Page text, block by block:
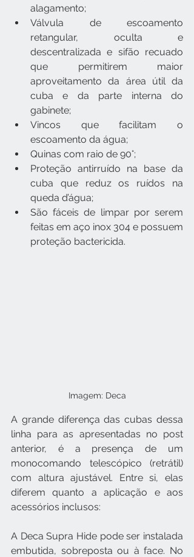
alagamento;
Válvula de escoamento
retangular, oculta e
descentralizada e sifão recuado
que permitirem maior
aproveitamento da área útil da
cuba e da parte interna do
gabinete;
Vincos que facilitam o
escoamento da água;
Quinas com raio de 90°;
Proteção antirruído na base da
cuba que reduz os ruídos na
queda d’água;
São fáceis de limpar por serem
feitas em aço inox 304 e possuem
proteção bactericida.
Imagem: Deca
A grande diferença das cubas dessa
linha para as apresentadas no post
anterior, é a presença de um
monocomando telescópico (retrátil)
com altura ajustável. Entre si, elas
diferem quanto a aplicação e aos
acessórios inclusos:
A Deca Supra Hide pode ser instalada
embutida, sobreposta ou à face. No